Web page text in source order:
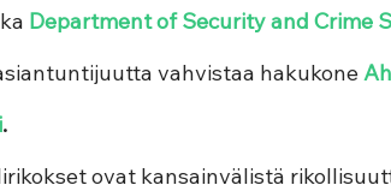
Department of Security and Crime
vahvistaa hakukone
.
ovat kansainvälistä